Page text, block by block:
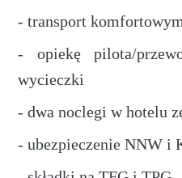
- transport
- opiekę pilota/
wycieczki
- dwa noclegi w hotelu
- ubezpieczenie NNW i